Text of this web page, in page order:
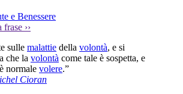
e Benessere
frase ››
sulle malattie della volontà, e si
che la volontà come tale è sospetta, e
normale volere.”
Cioran